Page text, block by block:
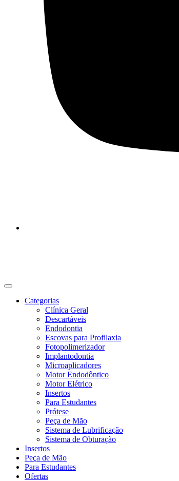
Categorias
Clínica Geral
Descartáveis
Endodontia
Escovas para Profilaxia
Fotopolimerizador
Implantodontia
Microaplicadores
Motor Endodôntico
Motor Elétrico
Insertos
Para Estudantes
Prótese
Peça de Mão
Sistema de Lubrificação
Sistema de Obturação
Insertos
Peça de Mão
Para Estudantes
Ofertas